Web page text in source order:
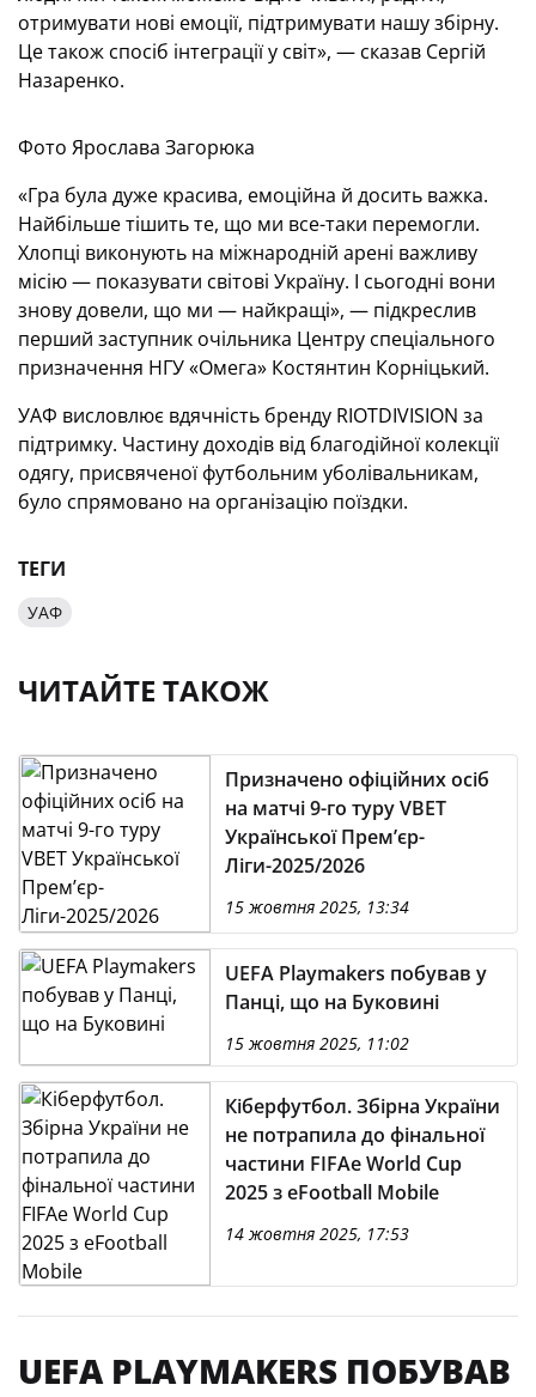
отримувати нові емоції, підтримувати нашу збірну.
Це також спосіб інтеграції у світ», — сказав Сергій
Назаренко.
Фото Ярослава Загорюка
«Гра була дуже красива, емоційна й досить важка.
Найбільше тішить те, що ми все-таки перемогли.
Хлопці виконують на міжнародній арені важливу
місію — показувати світові Україну. І сьогодні вони
знову довели, що ми — найкращі», — підкреслив
перший заступник очільника Центру спеціального
призначення НГУ «Омега» Костянтин Корніцький.
УАФ висловлює вдячність бренду RIOTDIVISION за
підтримку. Частину доходів від благодійної колекції
одягу, присвяченої футбольним уболівальникам,
було спрямовано на організацію поїздки.
ТЕГИ
УАФ
ЧИТАЙТЕ ТАКОЖ
Призначено офіційних осіб
на матчі 9-го туру VBET
Української Премʼєр-
Ліги-2025/2026
15 жовтня 2025, 13:34
UEFA Playmakers побував у
Панці, що на Буковині
15 жовтня 2025, 11:02
Кіберфутбол. Збірна України
не потрапила до фінальної
частини FIFAe World Cup
2025 з eFootball Mobile
14 жовтня 2025, 17:53
UEFA PLAYMAKERS ПОБУВАВ